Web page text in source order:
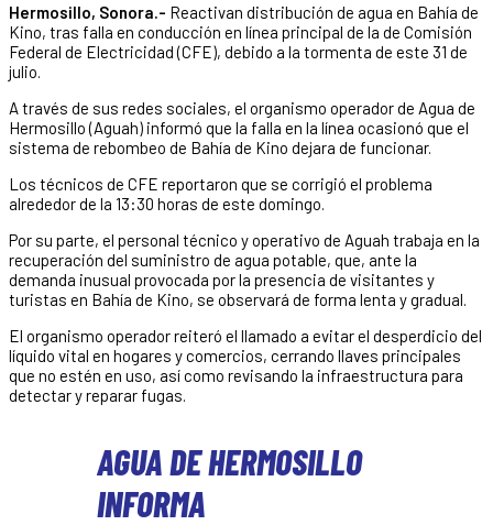
Hermosillo, Sonora.- Reactivan distribución de agua en Bahía de
Kino, tras falla en conducción en línea principal de la de Comisión
Federal de Electricidad (CFE), debido a la tormenta de este 31 de
julio.
A través de sus redes sociales, el organismo operador de Agua de
Hermosillo (Aguah) informó que la falla en la línea ocasionó que el
sistema de rebombeo de Bahía de Kino dejara de funcionar.
Los técnicos de CFE reportaron que se corrigió el problema
alrededor de la 13:30 horas de este domingo.
Por su parte, el personal técnico y operativo de Aguah trabaja en la
recuperación del suministro de agua potable, que, ante la
demanda inusual provocada por la presencia de visitantes y
turistas en Bahía de Kino, se observará de forma lenta y gradual.
El organismo operador reiteró el llamado a evitar el desperdicio del
líquido vital en hogares y comercios, cerrando llaves principales
que no estén en uso, así como revisando la infraestructura para
detectar y reparar fugas.
AGUA DE HERMOSILLO
INFORMA